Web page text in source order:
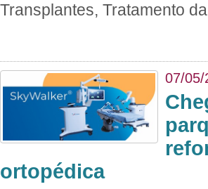
Transplantes, Tratamento
07/05/
ortopédica